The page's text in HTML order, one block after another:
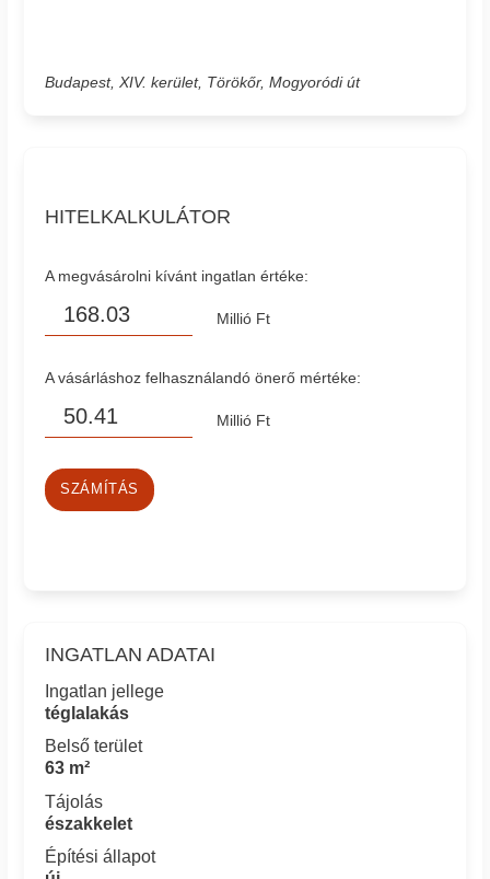
Budapest, XIV. kerület, Törökőr, Mogyoródi út
HITELKALKULÁTOR
A megvásárolni kívánt ingatlan értéke:
Millió Ft
A vásárláshoz felhasználandó önerő mértéke:
Millió Ft
SZÁMÍTÁS
INGATLAN ADATAI
Ingatlan jellege
téglalakás
Belső terület
63 m²
Tájolás
északkelet
Építési állapot